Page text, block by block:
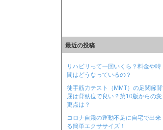
最近の投稿
リハビリって一回いくら？料金や時
間はどうなっているの？
徒手筋力テスト（MMT）の足関節背
屈は背臥位で良い？第10版からの変
更点は？
コロナ自粛の運動不足に自宅で出来
る簡単エクササイズ！